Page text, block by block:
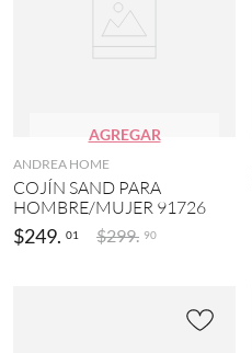
AGREGAR
ANDREA HOME
COJÍN SAND PARA
HOMBRE/MUJER 91726
$249. 01 $299. 90